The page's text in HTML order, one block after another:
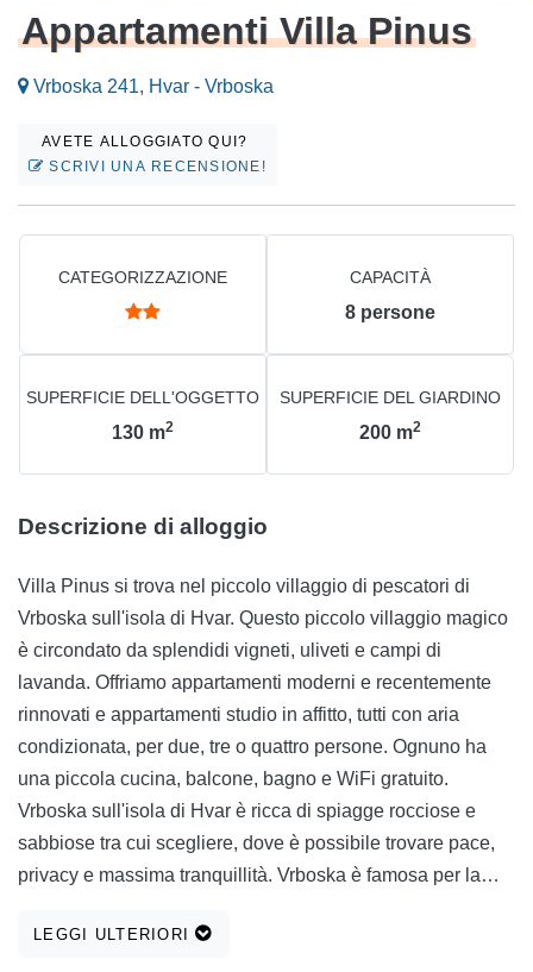
Appartamenti Villa Pinus
Vrboska 241, Hvar - Vrboska
AVETE ALLOGGIATO QUI?
SCRIVI UNA RECENSIONE!
CATEGORIZZAZIONE CAPACITÀ
8 persone
SUPERFICIE DELL'OGGETTO
130 m2
SUPERFICIE DEL GIARDINO
200 m2
Descrizione di alloggio
Villa Pinus si trova nel piccolo villaggio di pescatori di
Vrboska sull'isola di Hvar. Questo piccolo villaggio magico
è circondato da splendidi vigneti, uliveti e campi di
lavanda. Offriamo appartamenti moderni e recentemente
rinnovati e appartamenti studio in affitto, tutti con aria
condizionata, per due, tre o quattro persone. Ognuno ha
una piccola cucina, balcone, bagno e WiFi gratuito.
Vrboska sull'isola di Hvar è ricca di spiagge rocciose e
sabbiose tra cui scegliere, dove è possibile trovare pace,
privacy e massima tranquillità. Vrboska è famosa per la
storiche e il loro coro locale. Diversi negozi e ristoranti che
LEGGI ULTERIORI